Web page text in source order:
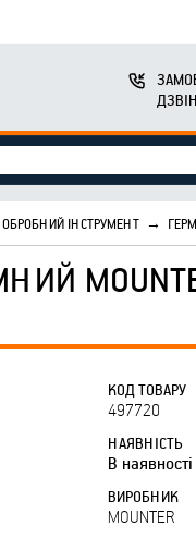
ОБРОБНИЙ ІНСТРУМЕНТ →
КОД ТОВАРУ
497720
НАЯВНІСТЬ
В наявності
ВИРОБНИК
MOUNTER